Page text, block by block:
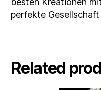
besten Kreationen
perfekte
Related